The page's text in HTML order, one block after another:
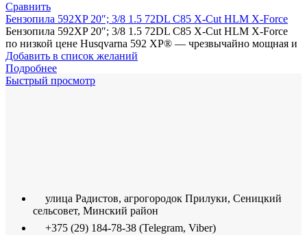
Сравнить
Бензопила 592XP 20″; 3/8 1.5 72DL C85 X-Cut HLM X-Force
Бензопила 592XP 20″; 3/8 1.5 72DL C85 X-Cut HLM X-Force
по низкой цене Husqvarna 592 XP® — чрезвычайно мощная и
Добавить в список желаний
Подробнее
Быстрый просмотр
улица Радистов, агрогородок Прилуки, Сеницкий
сельсовет, Минский район
+375 (29) 184-78-38 (Telegram, Viber)